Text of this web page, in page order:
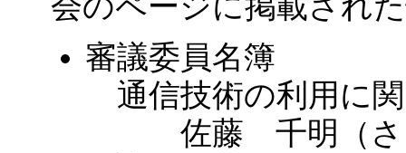
審議委員名簿
通信技術の利用に
佐藤 千明（さ